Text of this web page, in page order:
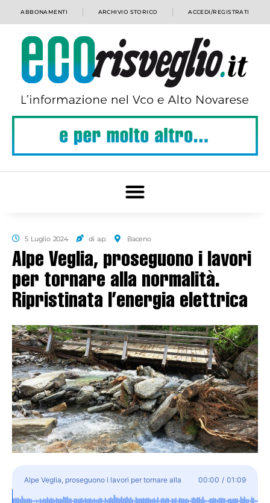
ABBONAMENTI ARCHIVIO STORICO ACCEDI/REGISTRATI
5 Luglio 2024 di a.p. Baceno
Alpe Veglia, proseguono i lavori
per tornare alla normalità.
Ripristinata l’energia elettrica
Alpe Veglia, proseguono i lavori per tornare alla
normalità. Ripristinata l'energia elettrica
00:00 / 01:09